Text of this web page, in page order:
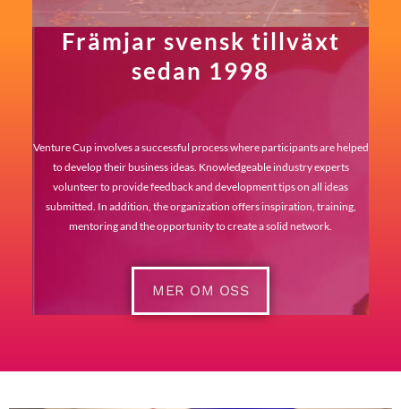
Främjar svensk tillväxt
sedan 1998
Venture Cup involves a successful process where participants are helped
to develop their business ideas. Knowledgeable industry experts
volunteer to provide feedback and development tips on all ideas
submitted. In addition, the organization offers inspiration, training,
mentoring and the opportunity to create a solid network.
MER OM OSS